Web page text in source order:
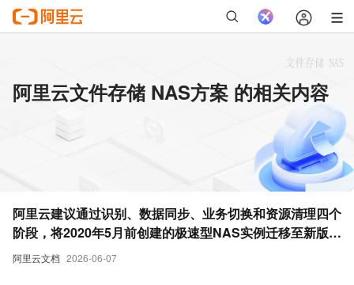
阿里云文件存储 NAS方案 的相关内容
阿里云文档 2026-06-07
阿里云建议通过识别、数据同步、业务切换和资源清理四个
阶段，将2020年5月前创建的极速型NAS实例迁移至新版以
优化性能并确保业务连续性。